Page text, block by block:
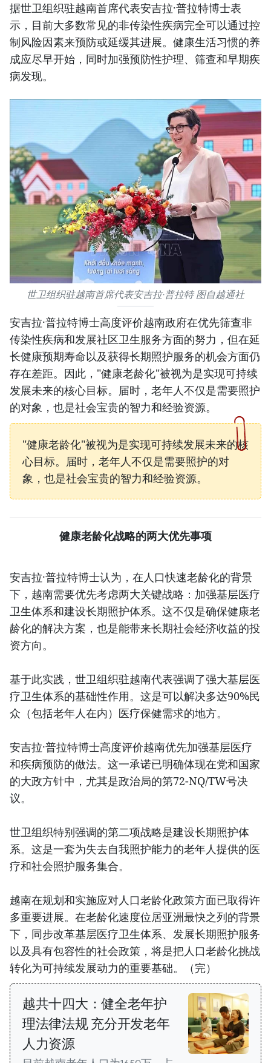
据世卫组织驻越南首席代表安吉拉·普拉特博士表
示，目前大多数常见的非传染性疾病完全可以通过控
制风险因素来预防或延缓其进展。健康生活习惯的养
成应尽早开始，同时加强预防性护理、筛查和早期疾
病发现。
世卫组织驻越南首席代表安吉拉·普拉特 图自越通社
安吉拉·普拉特博士高度评价越南政府在优先筛查非
传染性疾病和发展社区卫生服务方面的努力，但在延
长健康预期寿命以及获得长期照护服务的机会方面仍
存在差距。因此，"健康老龄化"被视为是实现可持续
发展未来的核心目标。届时，老年人不仅是需要照护
的对象，也是社会宝贵的智力和经验资源。
"健康老龄化"被视为是实现可持续发展未来的核
心目标。届时，老年人不仅是需要照护的对
象，也是社会宝贵的智力和经验资源。
健康老龄化战略的两大优先事项
安吉拉·普拉特博士认为，在人口快速老龄化的背景
下，越南需要优先考虑两大关键战略：加强基层医疗
卫生体系和建设长期照护体系。这不仅是确保健康老
龄化的解决方案，也是能带来长期社会经济收益的投
资方向。
基于此实践，世卫组织驻越南代表强调了强大基层医
疗卫生体系的基础性作用。这是可以解决多达90%民
众（包括老年人在内）医疗保健需求的地方。
安吉拉·普拉特博士高度评价越南优先加强基层医疗
和疾病预防的做法。这一承诺已明确体现在党和国家
的大政方针中，尤其是政治局的第72-NQ/TW号决
议。
世卫组织特别强调的第二项战略是建设长期照护体
系。这是一套为失去自我照护能力的老年人提供的医
疗和社会照护服务集合。
越南在规划和实施应对人口老龄化政策方面已取得许
多重要进展。在老龄化速度位居亚洲最快之列的背景
下，同步改革基层医疗卫生体系、发展长期照护服务
以及具有包容性的社会政策，将是把人口老龄化挑战
转化为可持续发展动力的重要基础。（完）
越共十四大：健全老年护
理法律法规 充分开发老年
人力资源